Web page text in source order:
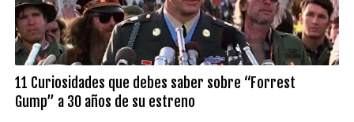
11 Curiosidades que debes saber sobre “Forrest
Gump” a 30 años de su estreno